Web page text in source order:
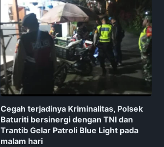
Cegah terjadinya Kriminalitas, Polsek
Baturiti bersinergi dengan TNI dan
Trantib Gelar Patroli Blue Light pada
malam hari